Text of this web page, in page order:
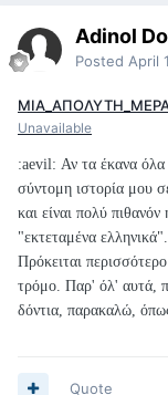
Adinol
Posted April
Unavailable
:aevil: Αν τα έκανα
σύντομη ιστορία μου
και είναι πολύ
"εκτεταμένα
Πρόκειται
τρόμο. Παρ' όλ' αυτά,
δόντια, παρακαλώ,
Quote